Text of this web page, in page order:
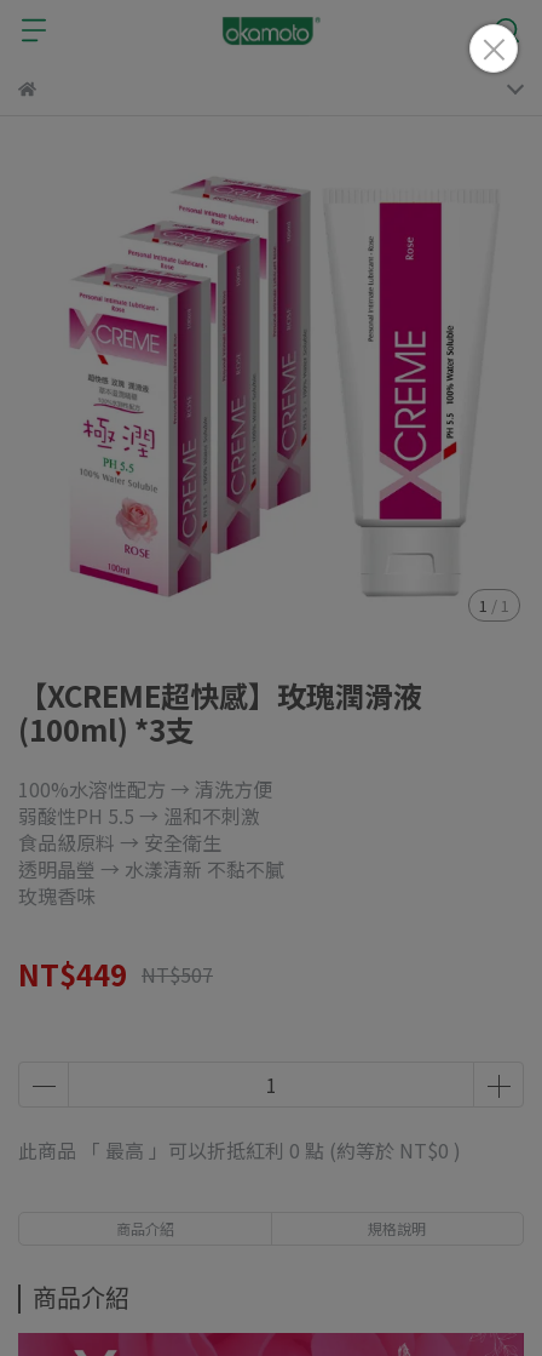
1 / 1
【XCREME超快感】玫瑰潤滑液
(100ml) *3支
100%水溶性配方 → 清洗方便
弱酸性PH 5.5 → 溫和不刺激
食品級原料 → 安全衛生
透明晶瑩 → 水漾清新 不黏不膩
玫瑰香味
NT$449 NT$507
此商品 「 最高 」可以折抵紅利 0 點 (約等於 NT$0 )
商品介紹 規格說明
商品介紹